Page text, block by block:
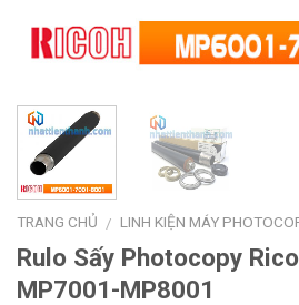
TRANG CHỦ / LINH KIỆN MÁY
Rulo Sấy Photocopy
MP7001-MP8001